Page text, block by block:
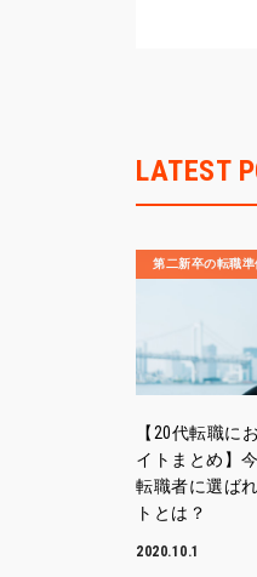
LATEST
【20代転職に
イトまとめ】
転職者に選ば
トとは？
2020.10.1
第二新卒の転職準